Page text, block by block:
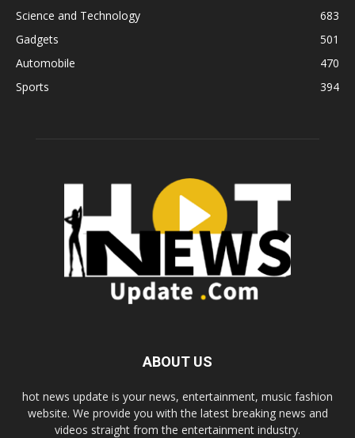
Science and Technology
683
Gadgets
501
Automobile
470
Sports
394
ABOUT US
hot news update is your news, entertainment, music fashion
website. We provide you with the latest breaking news and
videos straight from the entertainment industry.